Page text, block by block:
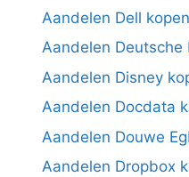
Aandelen Dell kopen
Aandelen Deutsche
Aandelen Disney
Aandelen Docdata
Aandelen Douwe
Aandelen Dropbox